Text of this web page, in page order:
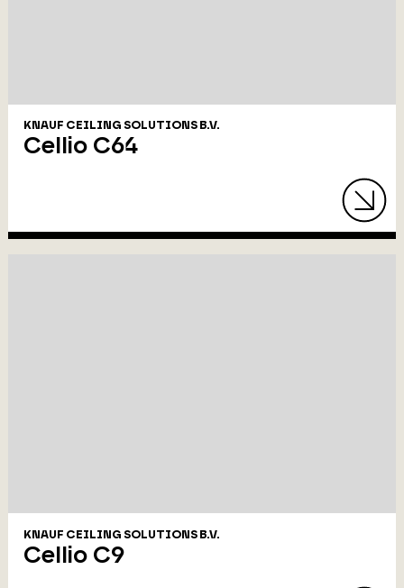
KNAUF CEILING SOLUTIONS B.V.
Cellio C64
KNAUF CEILING SOLUTIONS B.V.
Cellio C9